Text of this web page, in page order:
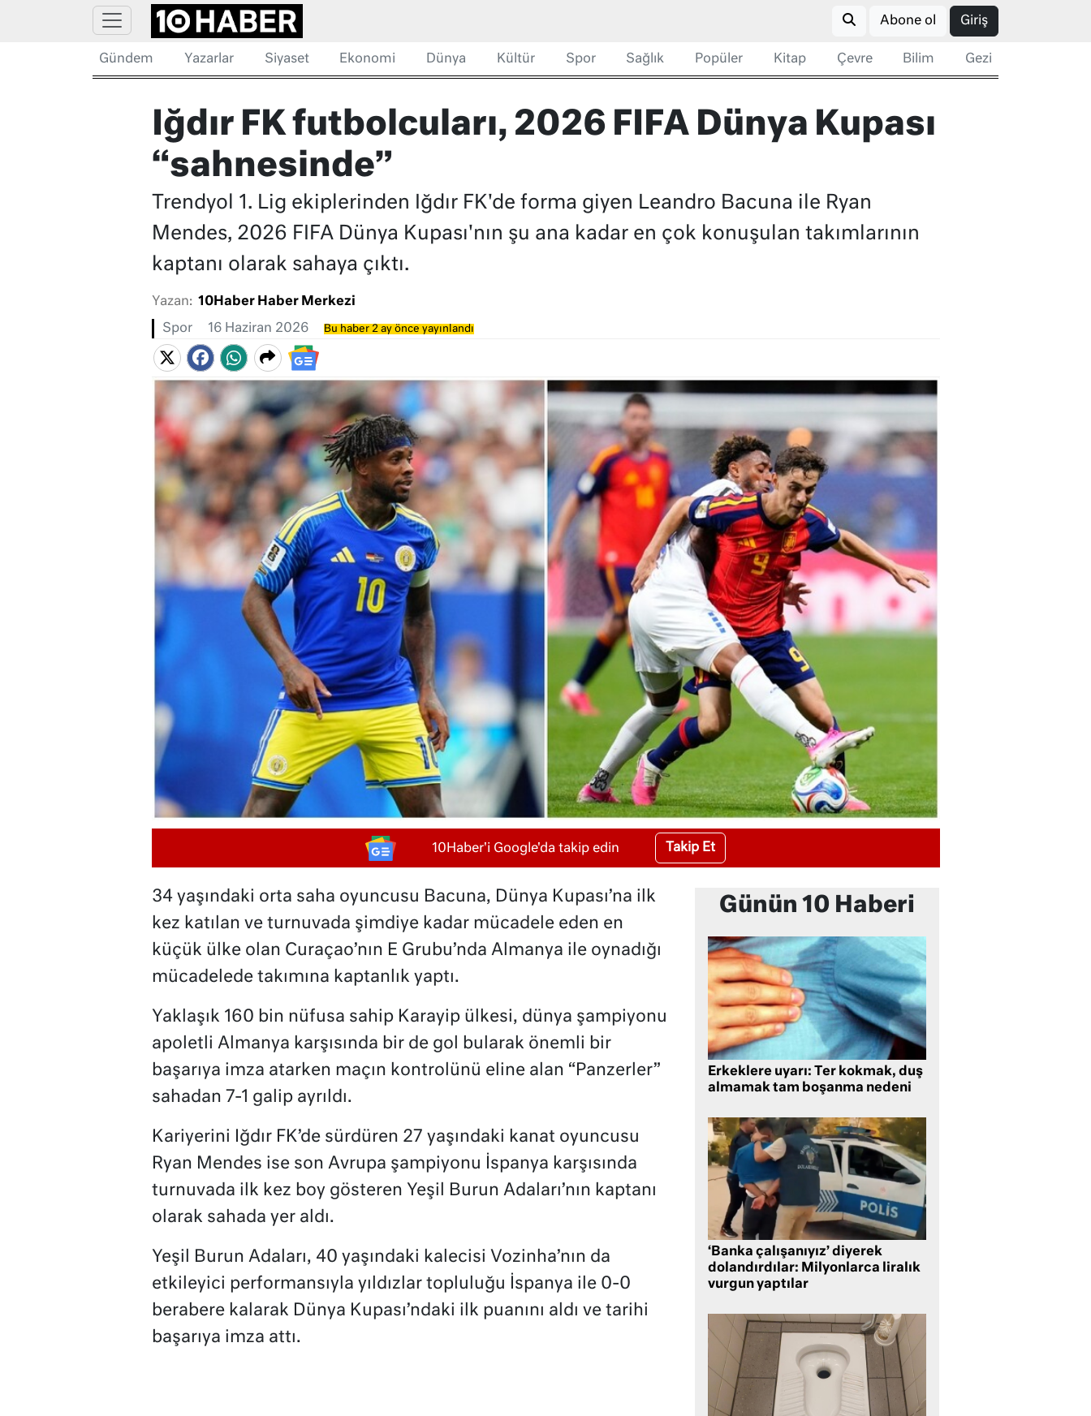
Abone ol Giriş
Gündem Yazarlar Siyaset Ekonomi Dünya Kültür Spor Sağlık Popüler Kitap Çevre Bilim Gezi
Iğdır FK futbolcuları, 2026 FIFA Dünya Kupası
“sahnesinde”
Trendyol 1. Lig ekiplerinden Iğdır FK'de forma giyen Leandro Bacuna ile Ryan
Mendes, 2026 FIFA Dünya Kupası'nın şu ana kadar en çok konuşulan takımlarının
kaptanı olarak sahaya çıktı.
Yazan: 10Haber Haber Merkezi
Spor 16 Haziran 2026 Bu haber 2 ay önce yayınlandı
10Haber'i Google'da takip edin Takip Et
34 yaşındaki orta saha oyuncusu Bacuna, Dünya Kupası’na ilk
kez katılan ve turnuvada şimdiye kadar mücadele eden en
küçük ülke olan Curaçao’nın E Grubu’nda Almanya ile oynadığı
mücadelede takımına kaptanlık yaptı.
Yaklaşık 160 bin nüfusa sahip Karayip ülkesi, dünya şampiyonu
apoletli Almanya karşısında bir de gol bularak önemli bir
başarıya imza atarken maçın kontrolünü eline alan “Panzerler”
sahadan 7-1 galip ayrıldı.
Kariyerini Iğdır FK’de sürdüren 27 yaşındaki kanat oyuncusu
Ryan Mendes ise son Avrupa şampiyonu İspanya karşısında
turnuvada ilk kez boy gösteren Yeşil Burun Adaları’nın kaptanı
olarak sahada yer aldı.
Yeşil Burun Adaları, 40 yaşındaki kalecisi Vozinha’nın da
etkileyici performansıyla yıldızlar topluluğu İspanya ile 0-0
berabere kalarak Dünya Kupası’ndaki ilk puanını aldı ve tarihi
başarıya imza attı.
Günün 10 Haberi
Erkeklere uyarı: Ter kokmak, duş
almamak tam boşanma nedeni
‘Banka çalışanıyız’ diyerek
dolandırdılar: Milyonlarca liralık
vurgun yaptılar